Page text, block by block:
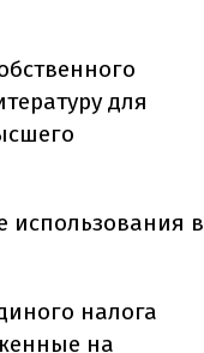
для
использования в
налога
на